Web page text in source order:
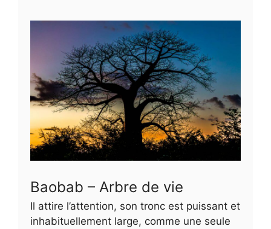
Baobab – Arbre de vie
Il attire l’attention, son tronc est puissant et
inhabituellement large, comme une seule